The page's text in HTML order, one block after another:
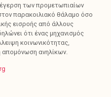
των προμετωπιαίων
παρακοιλιακό θάλαμο όσο
εισροής από άλλους
ότι ένας μηχανισμός
κοινωνικότητας,
απομόνωση ανηλίκων.